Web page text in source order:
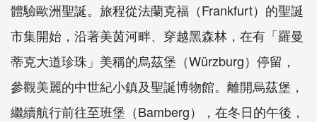
體驗歐洲聖誕。旅程從法蘭克福（Frankfurt）的聖誕
市集開始，沿著美茵河畔、穿越黑森林，在有「羅曼
蒂克大道珍珠」美稱的烏茲堡（Würzburg）停留，
參觀美麗的中世紀小鎮及聖誕博物館。離開烏茲堡，
繼續航行前往至班堡（Bamberg），在冬日的午後，